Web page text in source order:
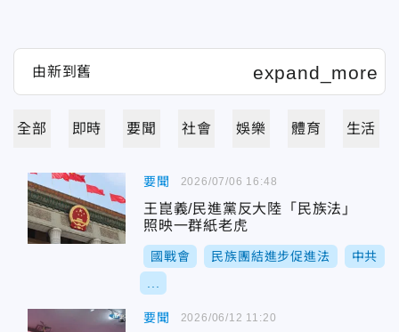
全部 即時 要聞 社會 娛樂 體育 生活
要聞
王崑義/民進黨反大陸「民族法」
照映一群紙老虎
國戰會 民族團結進步促進法 中共
2026/07/06 16:48
要聞 2026/06/12 11:20